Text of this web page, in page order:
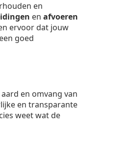
en
en afvoeren
ervoor dat jouw
goed
en omvang van
en transparante
weet wat de